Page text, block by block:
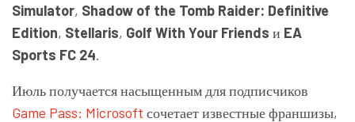
Simulator, Shadow of the Tomb Raider: Definitive
Edition, Stellaris, Golf With Your Friends и EA
Sports FC 24.
Июль получается насыщенным для подписчиков
Game Pass: Microsoft сочетает известные франшизы,